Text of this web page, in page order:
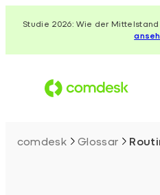
InhaltStudie 2026: Wie der
comdesk Glossar